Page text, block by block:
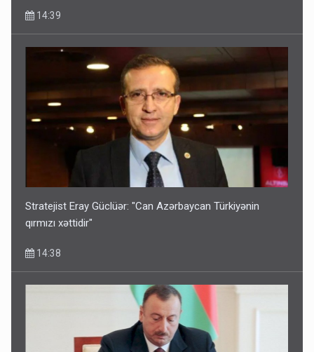
14:39
Stratejist Eray Güclüər: "Can Azərbaycan Türkiyənin
qırmızı xəttidir"
14:38